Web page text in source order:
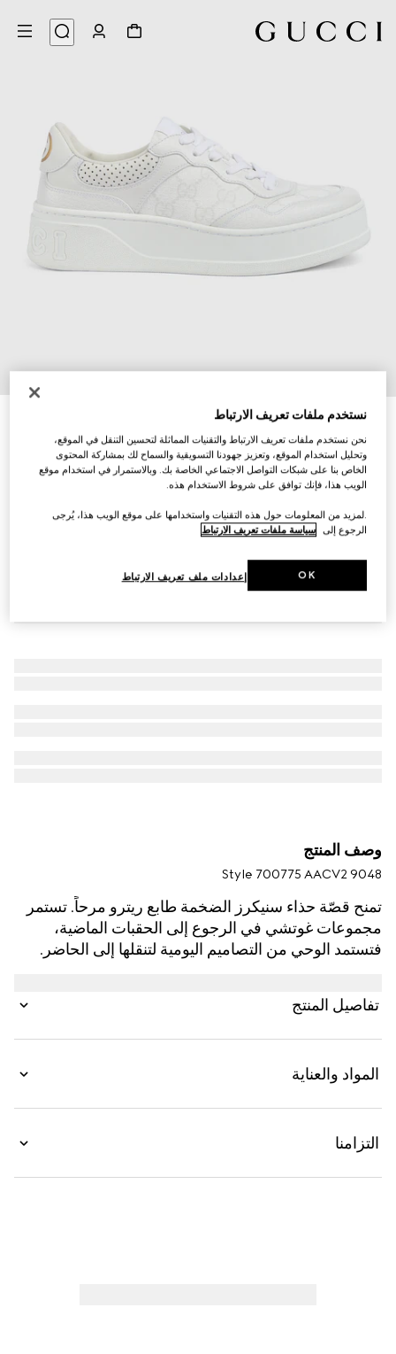
حذاء سنيكرز بنقش GG للنساء
AED 3,550
وصف المنتج
Style ‎700775 AACV2 9048
تمنح قصّة حذاء سنيكرز الضخمة طابع ريترو مرحاً. تستمر
مجموعات غوتشي في الرجوع إلى الحقبات الماضية،
فتستمد الوحي من التصاميم اليومية لتنقلها إلى الحاضر.
تفاصيل المنتج
المواد والعناية
التزامنا
نستخدم ملفات تعريف الارتباط
نحن نستخدم ملفات تعريف الارتباط والتقنيات المماثلة لتحسين التنقل في الموقع،
وتحليل استخدام الموقع، وتعزيز جهودنا التسويقية والسماح لك بمشاركة المحتوى
الخاص بنا على شبكات التواصل الاجتماعي الخاصة بك. وبالاستمرار في استخدام موقع
الويب هذا، فإنك توافق على شروط الاستخدام هذه.
.لمزيد من المعلومات حول هذه التقنيات واستخدامها على موقع الويب هذا، يُرجى
الرجوع إلى سياسة ملفات تعريف الارتباط
إعدادات ملف تعريف الارتباط OK